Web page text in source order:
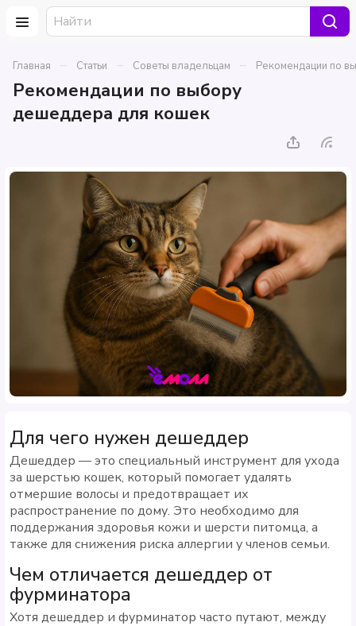
Главная – Статьи – Советы владельцам – Рекомендации по
Рекомендации по выбору
дешеддера для кошек
Для чего нужен дешеддер
Дешеддер — это специальный инструмент для ухода
за шерстью кошек, который помогает удалять
отмершие волосы и предотвращает их
распространение по дому. Это необходимо для
поддержания здоровья кожи и шерсти питомца, а
также для снижения риска аллергии у членов семьи.
Чем отличается дешеддер от
фурминатора
Хотя дешеддер и фурминатор часто путают, между